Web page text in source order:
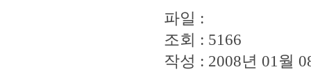
파일 :
조회 : 5166
작성 : 2008년 01월